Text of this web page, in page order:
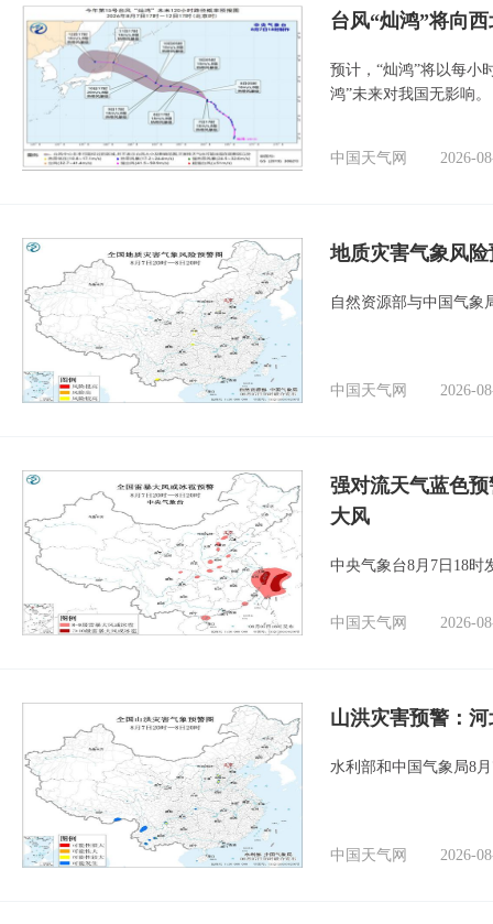
台风“灿鸿”将向
预计，“灿鸿”将以每小
鸿”未来对我国无影响。
中国天气网 2026-
地质灾害气象风
自然资源部与中国气象
中国天气网 2026-
强对流天气蓝色
大风
中央气象台8月7日18时
中国天气网 2026-
山洪灾害预警：
水利部和中国气象局8
中国天气网 2026-